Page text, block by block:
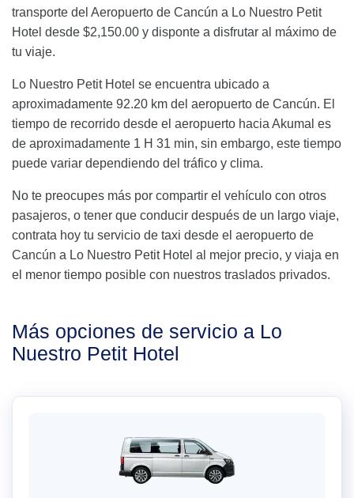
transporte del Aeropuerto de Cancún a Lo Nuestro Petit
Hotel desde $2,150.00 y disponte a disfrutar al máximo de
tu viaje.
Lo Nuestro Petit Hotel se encuentra ubicado a
aproximadamente 92.20 km del aeropuerto de Cancún. El
tiempo de recorrido desde el aeropuerto hacia Akumal es
de aproximadamente 1 H 31 min, sin embargo, este tiempo
puede variar dependiendo del tráfico y clima.
No te preocupes más por compartir el vehículo con otros
pasajeros, o tener que conducir después de un largo viaje,
contrata hoy tu servicio de taxi desde el aeropuerto de
Cancún a Lo Nuestro Petit Hotel al mejor precio, y viaja en
el menor tiempo posible con nuestros traslados privados.
Más opciones de servicio a Lo
Nuestro Petit Hotel